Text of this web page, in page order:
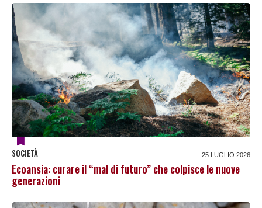
SOCIETÀ 25 LUGLIO 2026
Ecoansia: curare il “mal di futuro” che colpisce le nuove
generazioni